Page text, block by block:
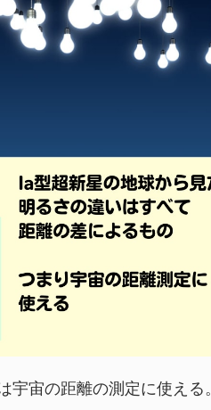
宙の距離の測定に使える。